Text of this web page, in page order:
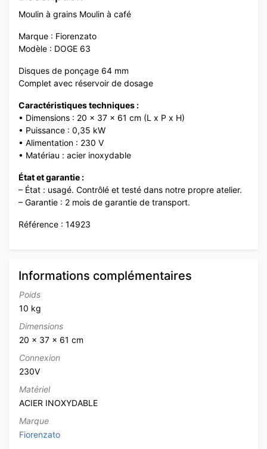
Moulin à grains Moulin à café
Marque : Fiorenzato
Modèle : DOGE 63
Disques de ponçage 64 mm
Complet avec réservoir de dosage
Caractéristiques techniques :
• Dimensions : 20 x 37 x 61 cm (L x P x H)
• Puissance : 0,35 kW
• Alimentation : 230 V
• Matériau : acier inoxydable
État et garantie :
– État : usagé. Contrôlé et testé dans notre propre atelier.
– Garantie : 2 mois de garantie de transport.
Référence : 14923
Informations complémentaires
Poids
10 kg
Dimensions
20 × 37 × 61 cm
Connexion
230V
Matériel
ACIER INOXYDABLE
Marque
Fiorenzato